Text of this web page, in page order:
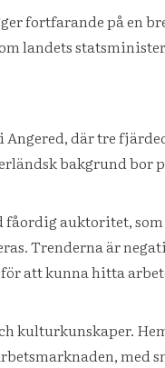
fortfarande på en
landets
där tre
bakgrund bor
auktoritet,
Trenderna är
att kunna hitta
kulturkunskaper.
med